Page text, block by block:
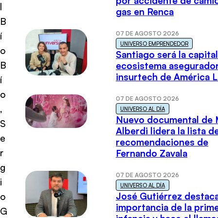
l
B
í
o
B
í
o
,
S
e
r
g
i
o
G
gas en Renca
07 DE AGOSTO 2026
UNIVERSO EMPRENDEDOR
Santiago será la
ecosistema
insurtech de América
07 DE AGOSTO 2026
UNIVERSO AL DÍA
Nuevo documental de
Alberdi lidera la lista
recomendaciones de
Fernando Zavala
07 DE AGOSTO 2026
UNIVERSO AL DÍA
José Gutiérrez
importancia de la